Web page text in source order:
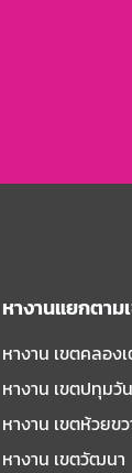
หางานแยกตาม
หางาน เขตคลอง
หางาน เขตปทุมวัน
หางาน เขตห้วยข
หางาน เขตวัฒนา